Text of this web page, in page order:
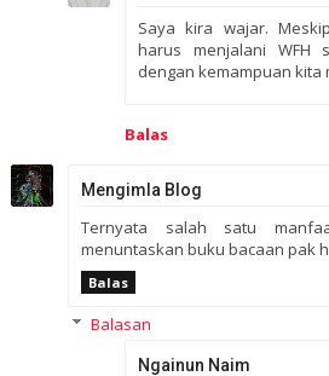
Saya kira wajar.
harus menjalani WFH
dengan kemampuan kita
Balas
Mengimla Blog
Ternyata salah satu
menuntaskan buku bacaan pak
Balas
Balasan
Ngainun Naim